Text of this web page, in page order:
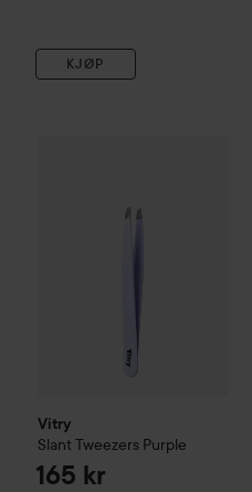
KJØP
Vitry
Slant Tweezers Purple
165 kr